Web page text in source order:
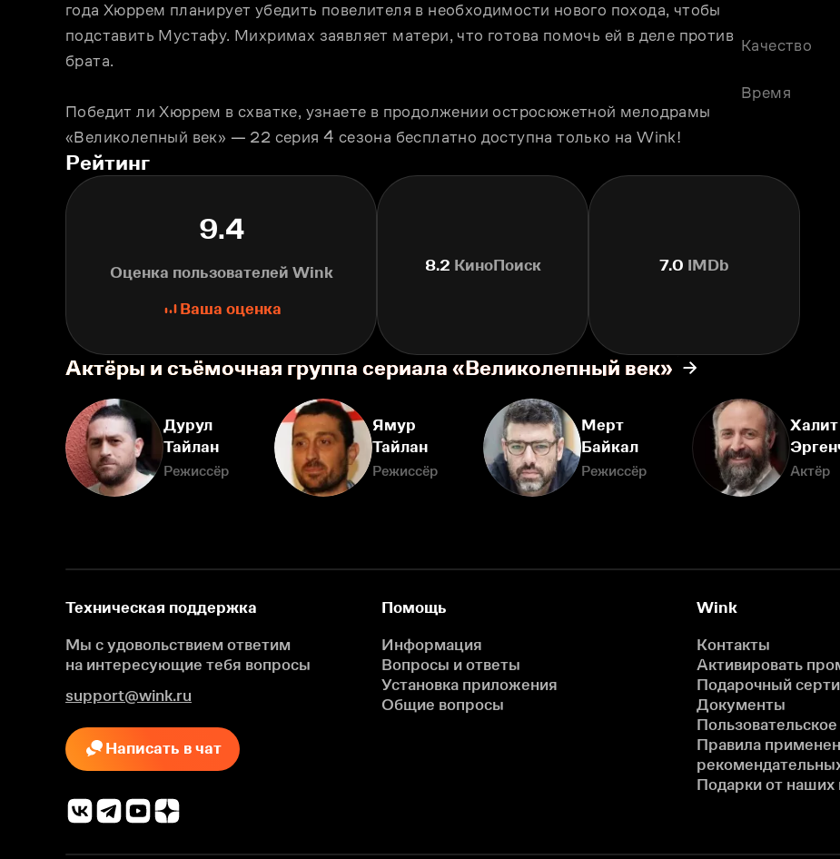
года Хюррем планирует убедить повелителя в необходимости нового похода, чтобы
подставить Мустафу. Михримах заявляет матери, что готова помочь ей в деле против
брата.
Победит ли Хюррем в схватке, узнаете в продолжении остросюжетной мелодрамы
«Великолепный век» — 22 серия 4 сезона бесплатно доступна только на Wink!
Качество
Время
Рейтинг
9.4
Оценка пользователей Wink
Ваша оценка
8.2 КиноПоиск 7.0 IMDb
Актёры и съёмочная группа сериала «Великолепный век»
Дурул
Тайлан
Режиссёр
Ямур
Тайлан
Режиссёр
Мерт
Байкал
Режиссёр
Халит
Актёр
Техническая поддержка
Мы с удовольствием ответим
на интересующие тебя вопросы
support@wink.ru
Написать в чат
Помощь
Информация
Вопросы и ответы
Установка приложения
Общие вопросы
Wink
Контакты
Активировать
Подарочный
Документы
Правила
Подарки от наших